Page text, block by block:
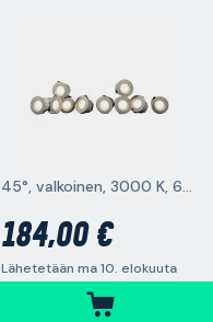
45°, valkoinen, 3000 K, 60 lm, 10 kpl
184,00 €
Lähetetään ma 10. elokuuta